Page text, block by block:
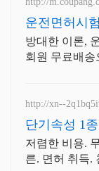
운전면허시
방대한 이론,
회원 무료배송
http://xn--
단기속성 1
인반운영.빠
저렴한 비용.
른. 면허 취득.